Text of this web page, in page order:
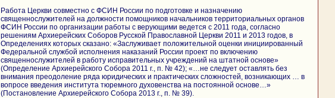
Работа Церкви совместно с ФСИН России по подготовке и назначению
священнослужителей на должности помощников начальников территориальных органов
ФСИН России по организации работы с верующими ведется с 2011 года, согласно
решениям Архиерейских Соборов Русской Православной Церкви 2011 и 2013 годов, в
Определениях которых сказано: «Заслуживает положительной оценки инициированный
Федеральной службой исполнения наказаний России проект по включению
священнослужителей в работу исправительных учреждений на штатной основе»
(Определение Архиерейского Собора 2011 г., п. № 42); «…не следует оставлять без
внимания преодоление ряда юридических и практических сложностей, возникающих … в
вопросе введения института тюремного духовенства на постоянной основе…»
(Постановление Архиерейского Собора 2013 г., п. № 39).